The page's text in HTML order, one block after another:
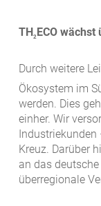
TH2 ECO
Durch weitere
Ökosystem im
werden. Dies
einher. Wir
Industriekunden
Kreuz. Darüber
an das
überregionale